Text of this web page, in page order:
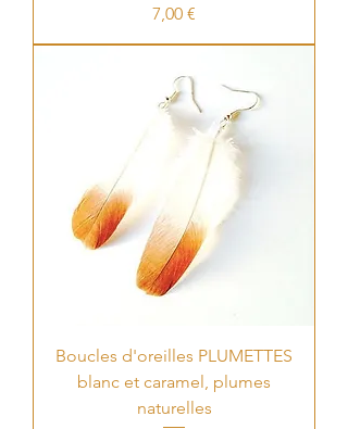
Price
7,00 €
Boucles d'oreilles PLUMETTES
blanc et caramel, plumes
naturelles